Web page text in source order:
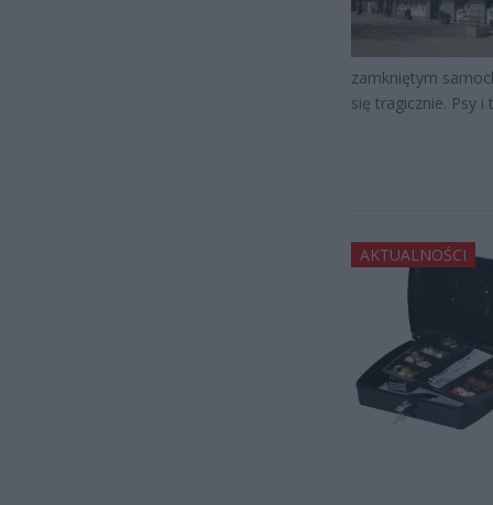
zamkniętym
się tragicznie. Psy i
AKTUALNOŚCI